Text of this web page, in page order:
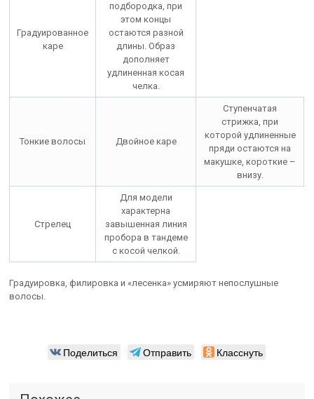
Градуированное
каре
подбородка, при
этом концы
остаются разной
длины. Образ
дополняет
удлиненная косая
челка.
Тонкие волосы Двойное каре
Ступенчатая
стрижка, при
которой удлиненные
пряди остаются на
макушке, короткие –
внизу.
Стрелец
Для модели
характерна
завышенная линия
пробора в тандеме
с косой челкой.
Градуировка, филировка и «лесенка» усмиряют непослушные
волосы.
Поделиться Отправить Класснуть